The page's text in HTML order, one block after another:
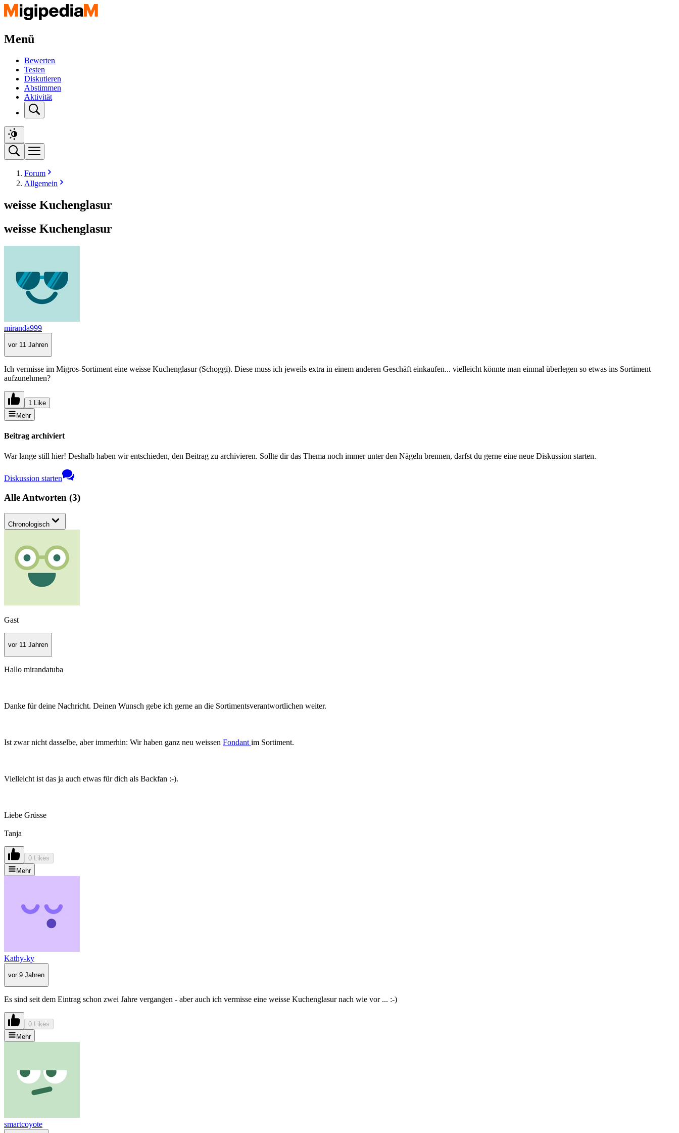
Menü
Bewerten
Testen
Diskutieren
Abstimmen
Aktivität
Forum
Allgemein
weisse Kuchenglasur
weisse Kuchenglasur
miranda999
vor 11 Jahren
Ich vermisse im Migros-Sortiment eine weisse Kuchenglasur (Schoggi). Diese muss ich jeweils extra in einem anderen Geschäft einkaufen... vielleicht könnte man einmal überlegen so etwas ins Sortiment
aufzunehmen?
1 Like
Mehr
Beitrag archiviert
War lange still hier! Deshalb haben wir entschieden, den Beitrag zu archivieren. Sollte dir das Thema noch immer unter den Nägeln brennen, darfst du gerne eine neue Diskussion starten.
Diskussion starten
Alle Antworten (3)
Chronologisch
Gast
vor 11 Jahren
Hallo mirandatuba
Danke für deine Nachricht. Deinen Wunsch gebe ich gerne an die Sortimentsverantwortlichen weiter.
Ist zwar nicht dasselbe, aber immerhin: Wir haben ganz neu weissen Fondant im Sortiment.
Vielleicht ist das ja auch etwas für dich als Backfan :-).
Liebe Grüsse
Tanja
0 Likes
Mehr
Kathy-ky
vor 9 Jahren
Es sind seit dem Eintrag schon zwei Jahre vergangen - aber auch ich vermisse eine weisse Kuchenglasur nach wie vor ... :-)
0 Likes
Mehr
smartcoyote